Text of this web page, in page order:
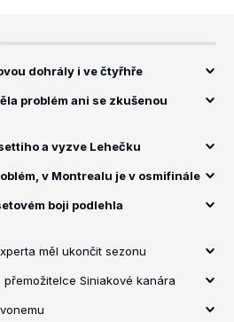
dohrály i ve čtyřhře
problém ani se zkušenou
a vyzve Lehečku
v Montrealu je v osmifinále
boji podlehla
měl ukončit sezonu
Siniakové kanára